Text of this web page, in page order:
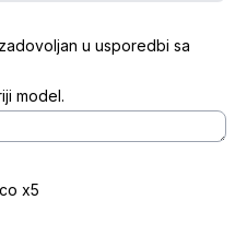
u usporedbi sa
model.
x5